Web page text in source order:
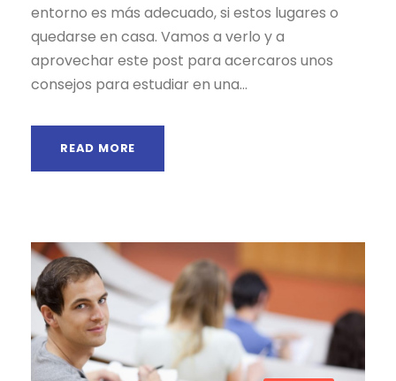
entorno es más adecuado, si estos lugares o
quedarse en casa. Vamos a verlo y a
aprovechar este post para acercaros unos
consejos para estudiar en una...
READ MORE